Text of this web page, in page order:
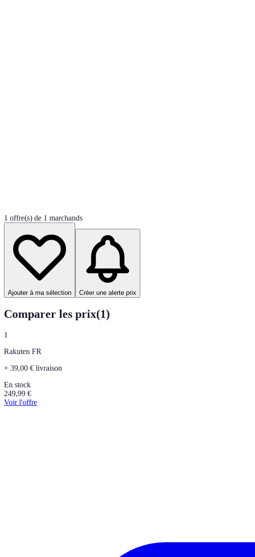
1 offre(s) de 1 marchands
Ajouter à ma sélection Créer une alerte prix
Comparer les prix(1)
1
Rakuten FR
+ 39,00 € livraison
En stock
249,99 €
Voir l'offre